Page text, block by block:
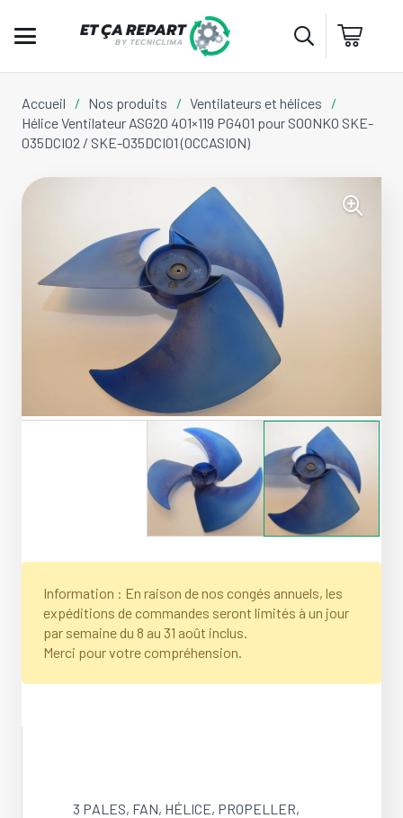
Accueil / Nos produits / Ventilateurs et hélices
/
Hélice Ventilateur ASG20 401×119 PG401 pour SOONKO SKE-
035DCI02 / SKE-035DCI01 (OCCASION)
Information : En raison de nos congés annuels, les
expéditions de commandes seront limités à un jour
par semaine du 8 au 31 août inclus.
Merci pour votre compréhension.
3 PALES, FAN, HÉLICE, PROPELLER,